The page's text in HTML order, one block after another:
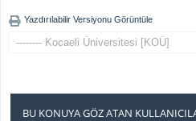
Yazdırılabilir Versiyonu Görüntüle
BU KONUYA GÖZ ATAN